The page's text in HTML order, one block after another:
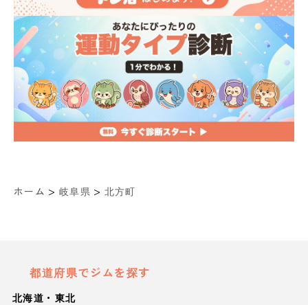
ホーム > 岐阜県 > 北方町
都道府県でジムを探す
北海道・東北